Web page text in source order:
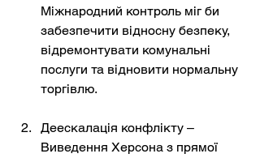
Міжнародний контроль міг би
забезпечити відносну безпеку,
відремонтувати комунальні
послуги та відновити нормальну
торгівлю.
Деескалація конфлікту –
Виведення Херсона з прямої